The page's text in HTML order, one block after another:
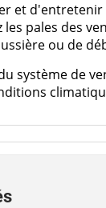
et
pales des
ou de
système de